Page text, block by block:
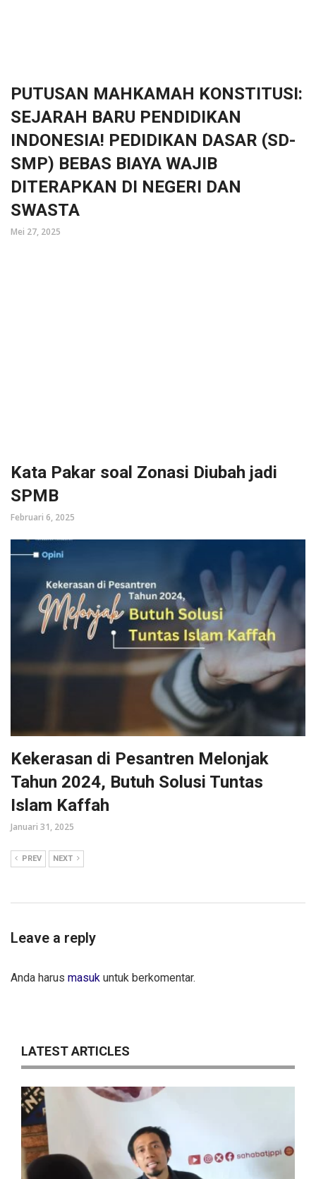
PUTUSAN MAHKAMAH KONSTITUSI:
SEJARAH BARU PENDIDIKAN
INDONESIA! PEDIDIKAN DASAR (SD-
SMP) BEBAS BIAYA WAJIB
DITERAPKAN DI NEGERI DAN
SWASTA
Mei 27, 2025
Kata Pakar soal Zonasi Diubah jadi
SPMB
Februari 6, 2025
Kekerasan di Pesantren Melonjak
Tahun 2024, Butuh Solusi Tuntas
Islam Kaffah
Januari 31, 2025
PREV NEXT
Leave a reply
Anda harus masuk untuk berkomentar.
LATEST ARTICLES